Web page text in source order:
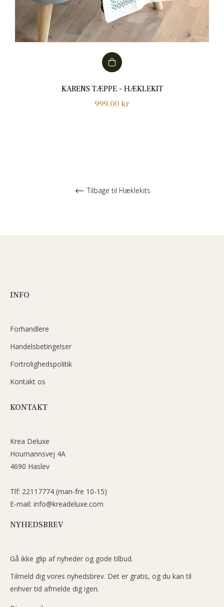
KARENS TÆPPE - HÆKLEKIT
Normalpris
999,00 kr
Tilbage til Hæklekits
INFO
Forhandlere
Handelsbetingelser
Fortrolighedspolitik
Kontakt os
KONTAKT
Krea Deluxe
Houmannsvej 4A
4690 Haslev
Tlf: 22117774 (man-fre 10-15)
E-mail: info@kreadeluxe.com
NYHEDSBREV
Gå ikke glip af nyheder og gode tilbud.
Tilmeld dig vores nyhedsbrev. Det er gratis, og du kan til
enhver tid afmelde dig igen.